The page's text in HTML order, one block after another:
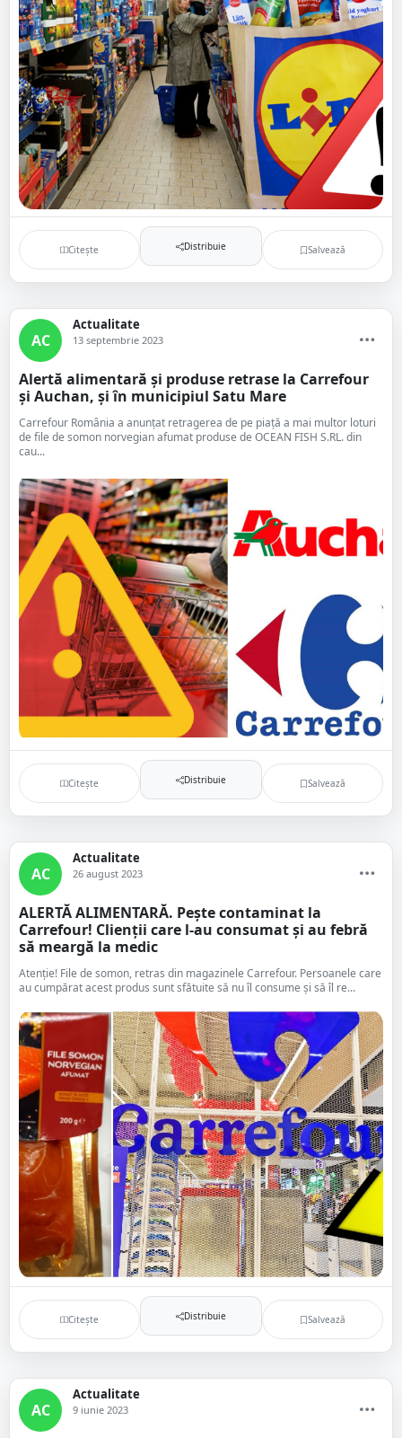
Citește Distribuie Salvează
AC
Actualitate
13 septembrie 2023
Alertă alimentară și produse retrase la Carrefour
și Auchan, și în municipiul Satu Mare
Carrefour România a anunțat retragerea de pe piață a mai multor loturi
de file de somon norvegian afumat produse de OCEAN FISH S.RL. din
cau...
Citește Distribuie Salvează
AC
Actualitate
26 august 2023
ALERTĂ ALIMENTARĂ. Pește contaminat la
Carrefour! Clienții care l-au consumat și au febră
să meargă la medic
Atenție! File de somon, retras din magazinele Carrefour. Persoanele care
au cumpărat acest produs sunt sfătuite să nu îl consume şi să îl re...
Citește Distribuie Salvează
AC
Actualitate
9 iunie 2023